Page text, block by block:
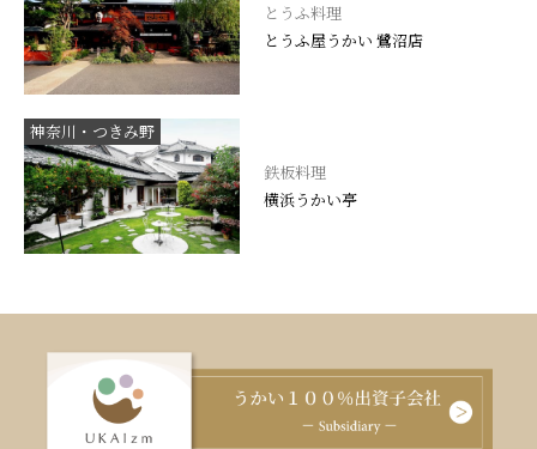
とうふ料理
とうふ屋うかい 鷺沼店
神奈川・つきみ野
鉄板料理
横浜うかい亭